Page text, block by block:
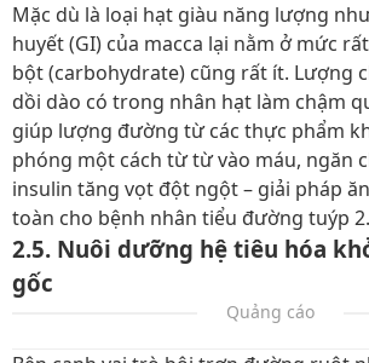
Mặc dù là loại hạt giàu năng lượng
huyết (GI) của macca lại nằm ở mức
bột (carbohydrate) cũng rất ít. Lượng
dồi dào có trong nhân hạt làm chậm
giúp lượng đường từ các thực phẩm
phóng một cách từ từ vào máu, ngăn
insulin tăng vọt đột ngột – giải pháp
toàn cho bệnh nhân tiểu đường tuýp 2.
2.5. Nuôi dưỡng hệ tiêu hóa
gốc
Quảng cáo